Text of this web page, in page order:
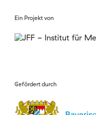
Ein Projekt von
Gefördert durch